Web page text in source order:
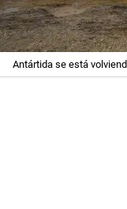
Antártida se está